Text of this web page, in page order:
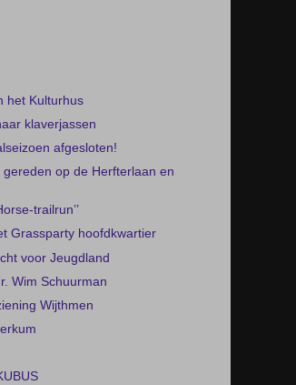
het Kulturhus
klaverjassen
afgesloten!
gereden op de Herfterlaan en
trailrun’’
Grassparty hoofdkwartier
voor Jeugdland
Wim Schuurman
Wijthmen